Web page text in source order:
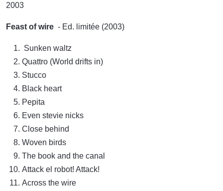
2003
Feast of wire - Ed. limitée (2003)
Sunken waltz
Quattro (World drifts in)
Stucco
Black heart
Pepita
Even stevie nicks
Close behind
Woven birds
The book and the canal
Attack el robot! Attack!
Across the wire